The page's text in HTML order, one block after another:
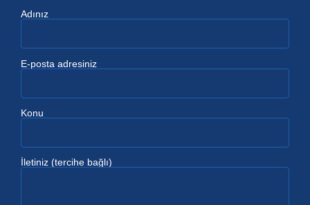
Adınız
E-posta adresiniz
Konu
İletiniz (tercihe bağlı)